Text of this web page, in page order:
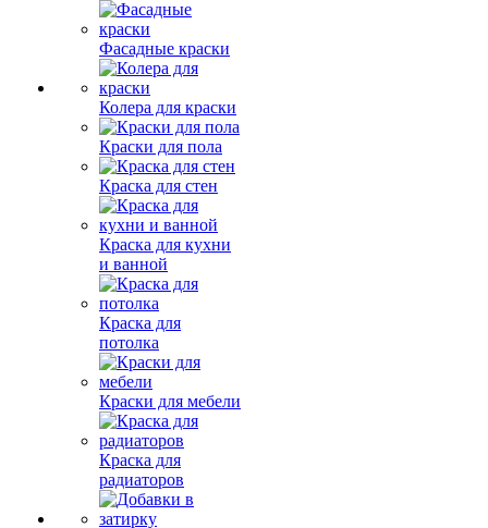
Фасадные краски
Колера для краски
Краски для пола
Краска для стен
Краска для кухни
и ванной
Краска для
потолка
Краски для мебели
Краска для
радиаторов